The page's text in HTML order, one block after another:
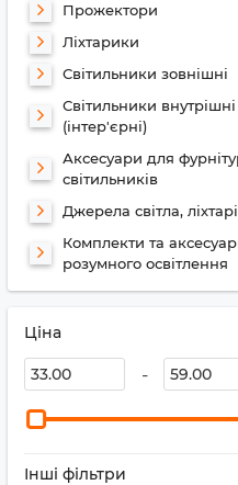
Прожектори
Ліхтарики
Світильники зовнішні
Світильники внутрішні
(інтер'єрні)
Аксесуари для
світильників
Джерела світла, ліхтарі
Комплекти та
розумного освітлення
Ціна
-
Інші фільтри